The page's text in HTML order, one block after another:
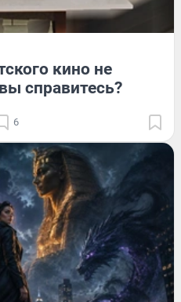
кино не
справитесь?
6